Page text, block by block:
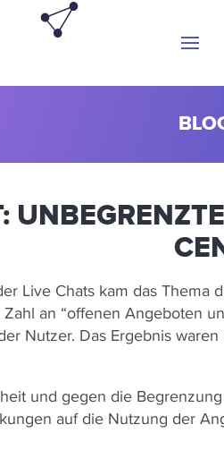
Live Chats kam das
an “offenen Angeboten
Nutzer. Das Ergebnis
und gegen die
auf die Nutzung der